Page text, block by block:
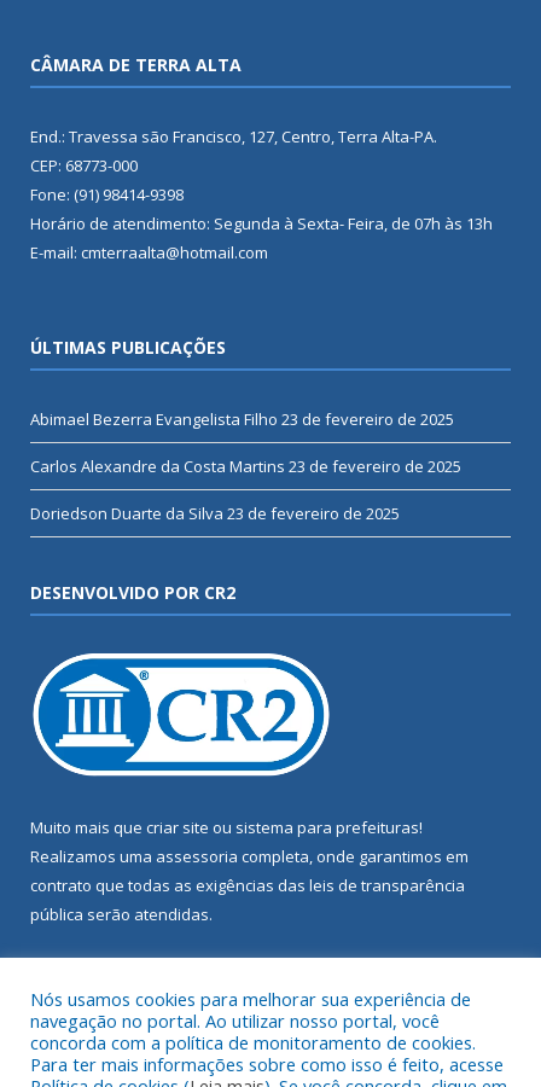
CÂMARA DE TERRA ALTA
End.: Travessa são Francisco, 127, Centro, Terra Alta-PA.
CEP: 68773-000
Fone: (91) 98414-9398
Horário de atendimento: Segunda à Sexta- Feira, de 07h às 13h
E-mail: cmterraalta@hotmail.com
ÚLTIMAS PUBLICAÇÕES
Abimael Bezerra Evangelista Filho 23 de fevereiro de 2025
Carlos Alexandre da Costa Martins 23 de fevereiro de 2025
Doriedson Duarte da Silva 23 de fevereiro de 2025
DESENVOLVIDO POR CR2
Muito mais que criar site ou sistema para prefeituras!
Realizamos uma assessoria completa, onde garantimos em
contrato que todas as exigências das leis de transparência
pública serão atendidas.
Nós usamos cookies para melhorar sua experiência de
navegação no portal. Ao utilizar nosso portal, você
concorda com a política de monitoramento de cookies.
Para ter mais informações sobre como isso é feito, acesse